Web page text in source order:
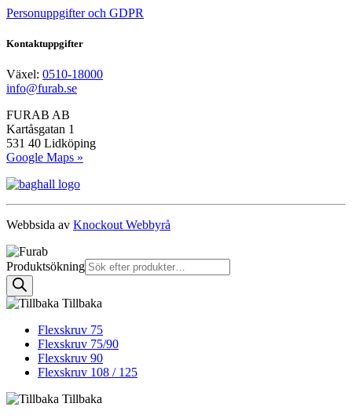
Personuppgifter och GDPR
Kontaktuppgifter
Växel: 0510-18000
info@furab.se
FURAB AB
Kartåsgatan 1
531 40 Lidköping
Google Maps »
Webbsida av Knockout Webbyrå
Produktsökning
Tillbaka
Flexskruv 75
Flexskruv 75/90
Flexskruv 90
Flexskruv 108 / 125
Tillbaka